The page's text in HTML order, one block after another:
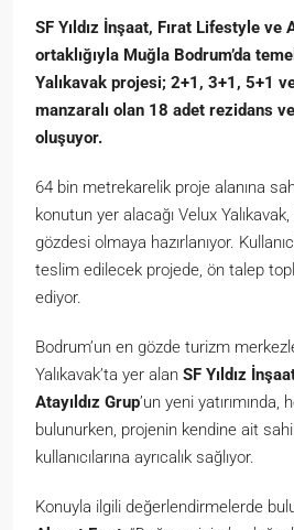
SF Yıldız İnşaat, Fırat Lifestyle ve
ortaklığıyla Muğla Bodrum’da
Yalıkavak projesi; 2+1, 3+1, 5+1
manzaralı olan 18 adet rezidans
oluşuyor.
64 bin metrekarelik proje alanına
konutun yer alacağı Velux
gözdesi olmaya hazırlanıyor.
teslim edilecek projede, ön talep
ediyor.
Bodrum’un en gözde turizm
Yalıkavak’ta yer alan SF Yıldız
Atayıldız Grup’un yeni
bulunurken, projenin kendine ait
kullanıcılarına ayrıcalık sağlıyor.
Konuyla ilgili değerlendirmelerde